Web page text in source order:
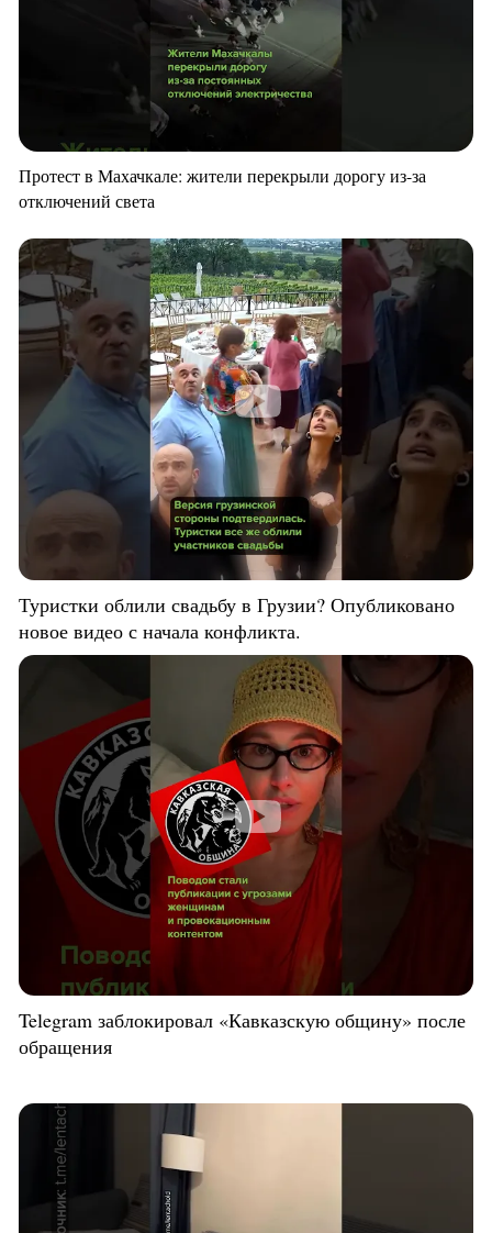
Протест в Махачкале: жители перекрыли дорогу из-за
отключений света
Туристки облили свадьбу в Грузии? Опубликовано
новое видео с начала конфликта.
Telegram заблокировал «Кавказскую общину» после
обращения